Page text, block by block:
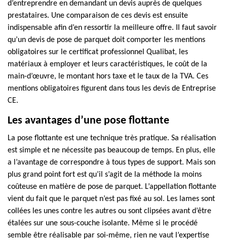
d’entreprendre en demandant un devis auprès de quelques
prestataires. Une comparaison de ces devis est ensuite
indispensable afin d’en ressortir la meilleure offre. Il faut savoir
qu’un devis de pose de parquet doit comporter les mentions
obligatoires sur le certificat professionnel Qualibat, les
matériaux à employer et leurs caractéristiques, le coût de la
main-d’œuvre, le montant hors taxe et le taux de la TVA. Ces
mentions obligatoires figurent dans tous les devis de Entreprise
CE.
Les avantages d’une pose flottante
La pose flottante est une technique très pratique. Sa réalisation
est simple et ne nécessite pas beaucoup de temps. En plus, elle
a l’avantage de correspondre à tous types de support. Mais son
plus grand point fort est qu’il s’agit de la méthode la moins
coûteuse en matière de pose de parquet. L’appellation flottante
vient du fait que le parquet n’est pas fixé au sol. Les lames sont
collées les unes contre les autres ou sont clipsées avant d’être
étalées sur une sous-couche isolante. Même si le procédé
semble être réalisable par soi-même, rien ne vaut l’expertise